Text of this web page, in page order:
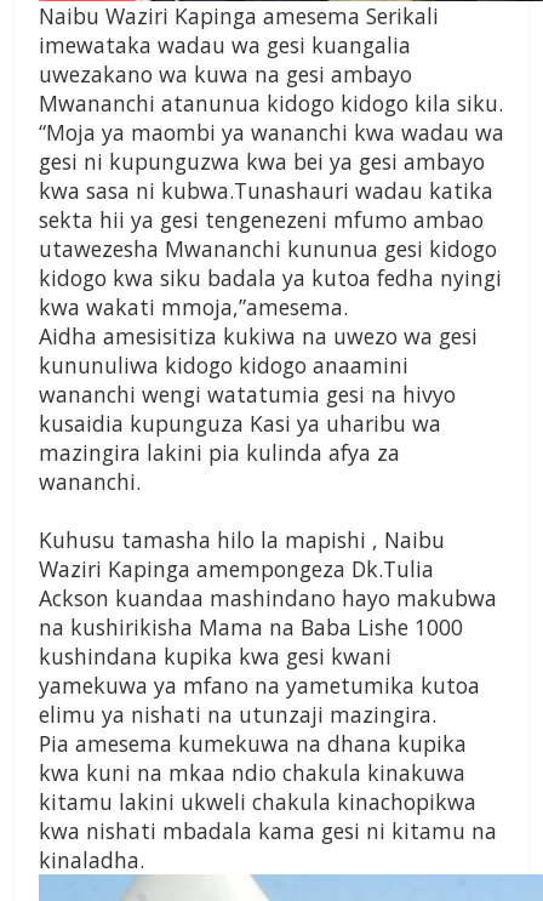
Naibu Waziri Kapinga amesema Serikali
imewataka wadau wa gesi kuangalia
uwezakano wa kuwa na gesi ambayo
Mwananchi atanunua kidogo kidogo kila siku.
“Moja ya maombi ya wananchi kwa wadau wa
gesi ni kupunguzwa kwa bei ya gesi ambayo
kwa sasa ni kubwa.Tunashauri wadau katika
sekta hii ya gesi tengenezeni mfumo ambao
utawezesha Mwananchi kununua gesi kidogo
kidogo kwa siku badala ya kutoa fedha nyingi
kwa wakati mmoja,”amesema.
Aidha amesisitiza kukiwa na uwezo wa gesi
kununuliwa kidogo kidogo anaamini
wananchi wengi watatumia gesi na hivyo
kusaidia kupunguza Kasi ya uharibu wa
mazingira lakini pia kulinda afya za
wananchi.
Kuhusu tamasha hilo la mapishi , Naibu
Waziri Kapinga amempongeza Dk.Tulia
Ackson kuandaa mashindano hayo makubwa
na kushirikisha Mama na Baba Lishe 1000
kushindana kupika kwa gesi kwani
yamekuwa ya mfano na yametumika kutoa
elimu ya nishati na utunzaji mazingira.
Pia amesema kumekuwa na dhana kupika
kwa kuni na mkaa ndio chakula kinakuwa
kitamu lakini ukweli chakula kinachopikwa
kwa nishati mbadala kama gesi ni kitamu na
kinaladha.